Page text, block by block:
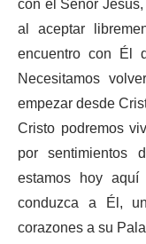
al aceptar
encuentro con Él
Necesitamos
empezar desde
Cristo podremos
por sentimientos
estamos hoy
conduzca a Él,
corazones a su